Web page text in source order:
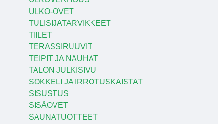
ULKO-OVET
TULISIJATARVIKKEET
TIILET
TERASSIRUUVIT
TEIPIT JA NAUHAT
TALON JULKISIVU
SOKKELI JA IRROTUSKAISTAT
SISUSTUS
SISÄOVET
SAUNATUOTTEET